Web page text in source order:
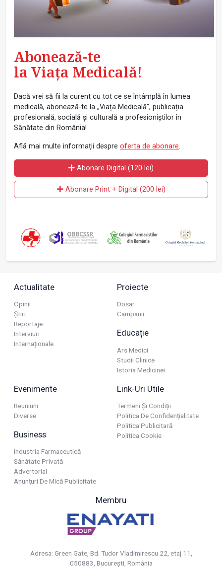
Abonează-te
la Viața Medicală!
Dacă vrei să fii la curent cu tot ce se întâmplă în lumea
medicală, abonează-te la „Viața Medicală”, publicația
profesională, socială și culturală a profesioniștilor în
Sănătate din România!
Află mai multe informații despre oferta de abonare.
Abonare Digital (120 lei)
Abonare Print + Digital (200 lei)
Actualitate
Opinii
Știri
Reportaje
Interviuri
Internaționale
Proiecte
Dosar
Campanii
Educație
Ars Medici
Studii Clinice
Istoria Medicinei
Evenimente
Reuniuni
Diverse
Business
Industria Farmaceutică
Sănătate Privată
Advertorial
Anunțuri De Mică Publicitate
Link-Uri Utile
Termeni Și Condiții
Politica De Confidențialitate
Politica Publicitară
Politica Cookie
Membru
Adresa: Green Gate, Bd. Tudor Vladimirescu 22, etaj 11,
050883, Bucureşti, România